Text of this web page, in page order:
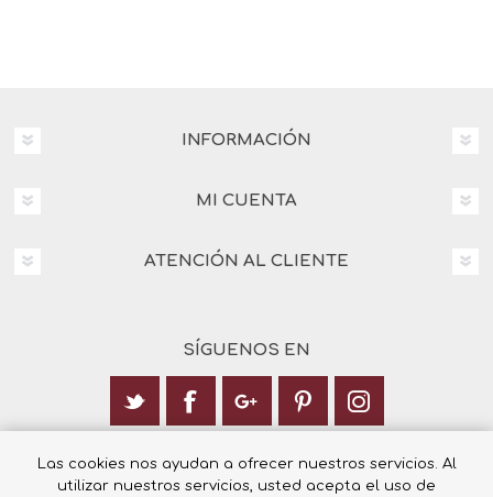
INFORMACIÓN
MI CUENTA
ATENCIÓN AL CLIENTE
SÍGUENOS EN
Calle Italia 6, 03003 Alicante
Las cookies nos ayudan a ofrecer nuestros servicios. Al
utilizar nuestros servicios, usted acepta el uso de